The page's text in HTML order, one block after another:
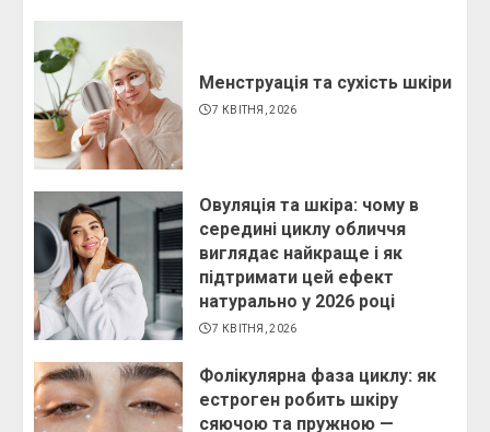
Менструація та сухість шкіри
7 КВІТНЯ, 2026
Овуляція та шкіра: чому в
середині циклу обличчя
виглядає найкраще і як
підтримати цей ефект
натурально у 2026 році
7 КВІТНЯ, 2026
Фолікулярна фаза циклу: як
естроген робить шкіру
сяючою та пружною —